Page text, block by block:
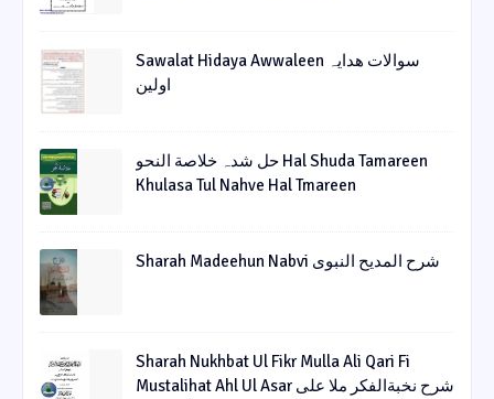
Sawalat Hidaya Awwaleen سوالات ھدایہ
اولین
حل شدہ خلاصة النحو Hal Shuda Tamareen
Khulasa Tul Nahve Hal Tmareen
Sharah Madeehun Nabvi شرح المدیح النبوی
Sharah Nukhbat Ul Fikr Mulla Ali Qari Fi
Mustalihat Ahl Ul Asar شرح نخبةالفکر ملا علی